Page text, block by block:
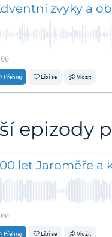
zvyky a
Přehraj Líbí se Vložit
epizody
let Jaroměře a
Přehraj Líbí se Vložit